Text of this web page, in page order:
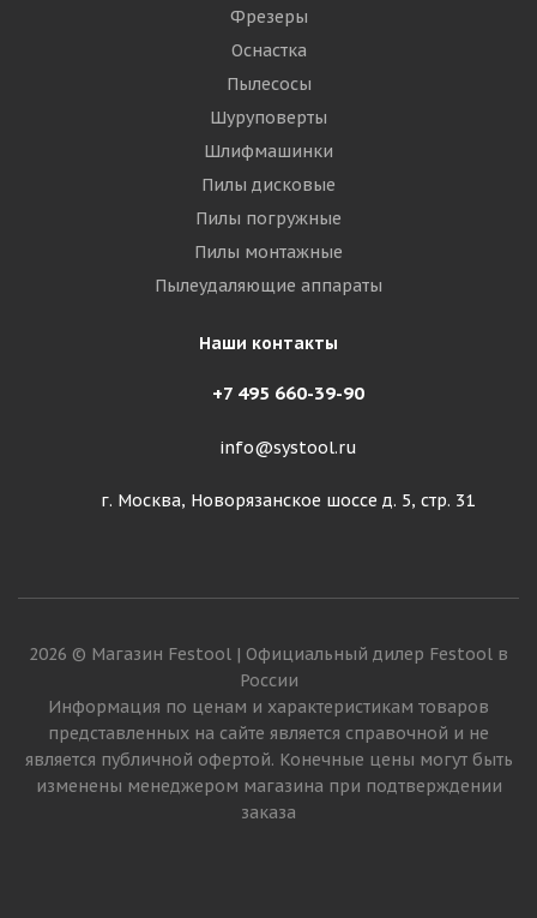
Фрезеры
Оснастка
Пылесосы
Шуруповерты
Шлифмашинки
Пилы дисковые
Пилы погружные
Пилы монтажные
Пылеудаляющие аппараты
Наши контакты
+7 495 660-39-90
info@systool.ru
г. Москва, Новорязанское шоссе д. 5, стр. 31
2026 © Магазин Festool | Официальный дилер Festool в
России
Информация по ценам и характеристикам товаров
представленных на сайте является справочной и не
является публичной офертой. Конечные цены могут быть
изменены менеджером магазина при подтверждении
заказа